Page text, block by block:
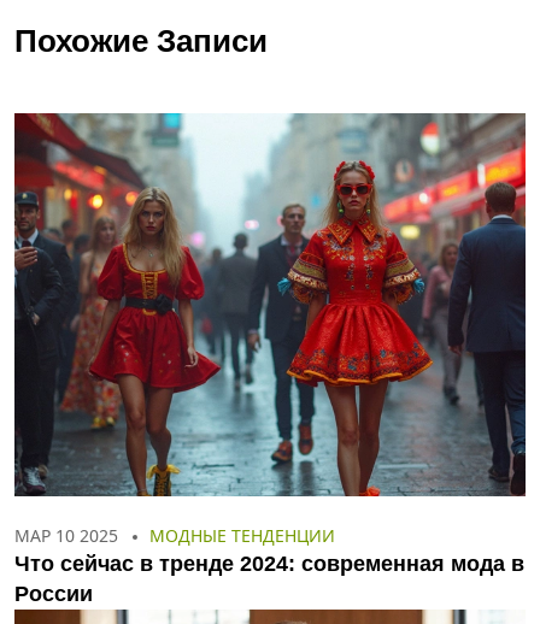
Похожие Записи
МАР 10 2025 МОДНЫЕ ТЕНДЕНЦИИ
Что сейчас в тренде 2024: современная мода в
России